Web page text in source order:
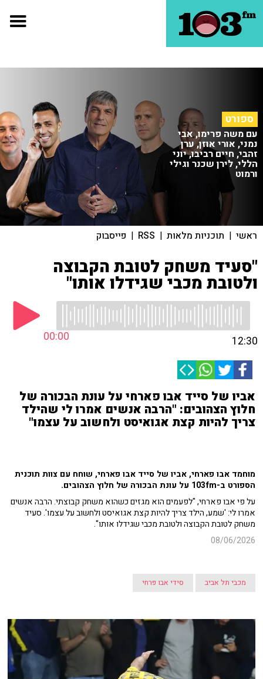
ספורט
עם משה פרימו, אבי
נמני, אורי אוזן, ערן
זהבי, חיים רביבו, יוני
הללי, לירן שכנר וגילי
ורמוט
ראשי | תוכניות מלאות |
RSS
| פייסבוק
"סעיד משחק לטובת הקבוצה
ולטובת מכבי שגידלו אותו"
00:00 12:30
אביו של סייד אבו פארחי על עונת הבכורה של
חלוץ הצהובים: "הרבה אנשים אמרו לי שהילד
צריך להיות קצת אגואיסט ולחשוב על עצמו"
מוחמד אבו פארחי, אביו של סייד אבו פארחי, שוחח עם צוות תוכנית
הספורט ב-103fm על עונת הבכורה של חלוץ הצהובים.
על פי אבו פארחי, "לפעמים הוא מגזים כשהוא משחק קבוצתי.הרבה אנשים
אמרו לי: 'שמע, הילד צריך להיות קצת אגואיסט ולחשוב על עצמו'. סעיד
משחק לטובת הקבוצה ולטובת מכבי שגידלו אותו".
08/06/2026
מכבי תל אביב סידי אבו פרחי